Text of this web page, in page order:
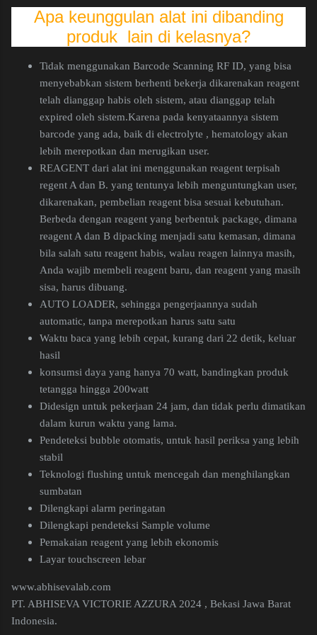
Apa keunggulan alat ini dibanding
produk lain di kelasnya?
Tidak menggunakan Barcode Scanning RF ID, yang bisa
menyebabkan sistem berhenti bekerja dikarenakan reagent
telah dianggap habis oleh sistem, atau dianggap telah
expired oleh sistem.Karena pada kenyataannya sistem
barcode yang ada, baik di electrolyte , hematology akan
lebih merepotkan dan merugikan user.
REAGENT dari alat ini menggunakan reagent terpisah
regent A dan B. yang tentunya lebih menguntungkan user,
dikarenakan, pembelian reagent bisa sesuai kebutuhan.
Berbeda dengan reagent yang berbentuk package, dimana
reagent A dan B dipacking menjadi satu kemasan, dimana
bila salah satu reagent habis, walau reagen lainnya masih,
Anda wajib membeli reagent baru, dan reagent yang masih
sisa, harus dibuang.
AUTO LOADER, sehingga pengerjaannya sudah
automatic, tanpa merepotkan harus satu satu
Waktu baca yang lebih cepat, kurang dari 22 detik, keluar
hasil
konsumsi daya yang hanya 70 watt, bandingkan produk
tetangga hingga 200watt
Didesign untuk pekerjaan 24 jam, dan tidak perlu dimatikan
dalam kurun waktu yang lama.
Pendeteksi bubble otomatis, untuk hasil periksa yang lebih
stabil
Teknologi flushing untuk mencegah dan menghilangkan
sumbatan
Dilengkapi alarm peringatan
Dilengkapi pendeteksi Sample volume
Pemakaian reagent yang lebih ekonomis
Layar touchscreen lebar
www.abhisevalab.com
PT. ABHISEVA VICTORIE AZZURA 2024 , Bekasi Jawa Barat
Indonesia.